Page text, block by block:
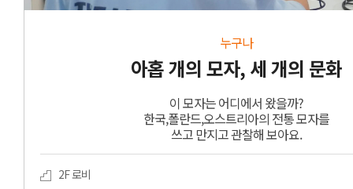
누구나
아홉 개의 모자, 세 개의 문화
이 모자는 어디에서 왔을까?
한국,폴란드,오스트리아의 전통 모자를
쓰고 만지고 관찰해 보아요.
2F 로비